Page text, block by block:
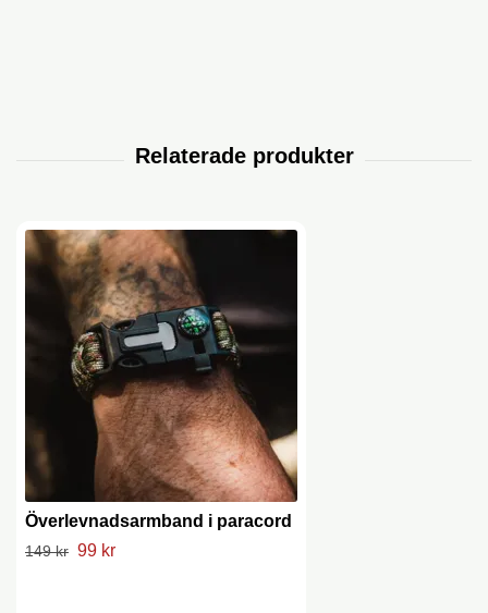
Överlevnadsarmband i paracord
149 kr 99 kr